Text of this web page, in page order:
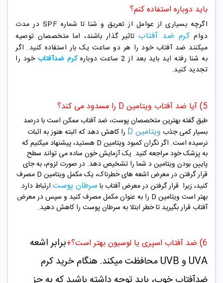
باید دوباره استفاده کنم؟
اگرچه بسیاری از عوامل از تعریق و شنا تا شماره SPF در مدت
دوام کرم ضد آفتاب تاثیر گذار باشند، اما متخصصان توصیه
میکنند ضد آفتاب خود را هر دو ساعت یک بار استفاده کنید. اگر
به شنا رفته اید باید بعد از 2 ساعت دوباره
کرم ضدآفتاب خود را
تجدید کنید.
5) آیا ضد آفتاب ویتامین D را مسدود می کند؟
طبق گفته بهترین متخصصان پوست، ضد آفتاب ممکن است با درصد
بسیار کمی جذب ویتامین D
را کاهش دهد که البته هنوز به اثبات
نرسیده است. اگر نگران کمبود ویتامین D هستید، پیشنهاد میکنیم که
به پزشک خود مراجعه کنید. یک آزمایش خون ساده می تواند سطح
پایین بودن ویتامین د شما را تشخیص دهد. در صورت لزوم، به جای
قرار گرفتن در معرض اشعه های خطرناک، یک مکمل ویتامین D مصرف
کنید، زیرا قرار گرفتن در معرض آفتاب با سرطان پوست ارتباط دارد.
بهتر است ویتامین D را به عنوان مکمل مصرف کنید و سپس در معرض
آفتاب قرار بگیرید تا خطر ابتلا به سرطان پوست را کاهش دهید.
6) ضد آفتاب اسپری یا لوسیون بهتر است؟+
برابر اشعه
UVA و UVB محافظت میکند. هنگام خرید کرم
ضدآفتاب خوب، باید توجه داشته باشید که به جز